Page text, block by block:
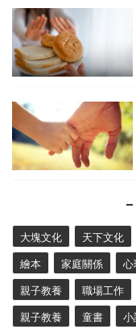
大塊文化 天下文化
繪本 家庭關係 心
親子教養 職場工作
親子教養 童書 小